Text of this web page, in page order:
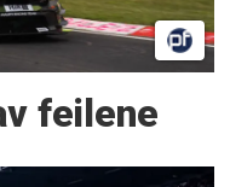
feilene